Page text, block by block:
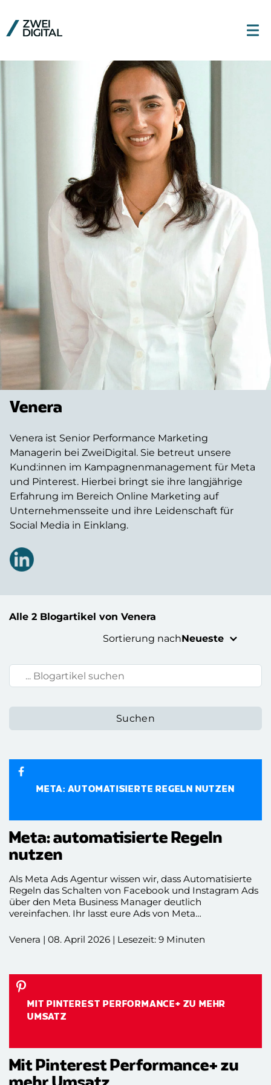
Venera
Venera ist Senior Performance Marketing
Managerin bei ZweiDigital. Sie betreut unsere
Kund:innen im Kampagnenmanagement für Meta
und Pinterest. Hierbei bringt sie ihre langjährige
Erfahrung im Bereich Online Marketing auf
Unternehmensseite und ihre Leidenschaft für
Social Media in Einklang.
Alle 2 Blogartikel von Venera
Blogartikel suchen:
Sortierung nachNeueste
META: AUTOMATISIERTE REGELN NUTZEN
Meta: automatisierte Regeln
nutzen
Als Meta Ads Agentur wissen wir, dass Automatisierte
Regeln das Schalten von Facebook und Instagram Ads
über den Meta Business Manager deutlich
vereinfachen. Ihr lasst eure Ads von Meta
kontrollieren, in welchem Bereich ihr auf die
Optimierungen zurückgreifen wollt. Alle Infos dazu
Venera | 08. April 2026 | Lesezeit: 9 Minuten
MIT PINTEREST PERFORMANCE+ ZU MEHR
UMSATZ
Mit Pinterest Performance+ zu